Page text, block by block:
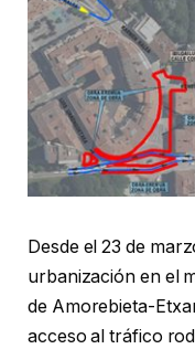
Desde el 23 de
urbanización en el
de Amorebieta-
acceso al tráfico